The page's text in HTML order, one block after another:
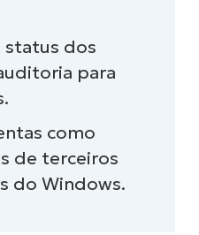
para
status dos
para
como
de terceiros
do Windows.